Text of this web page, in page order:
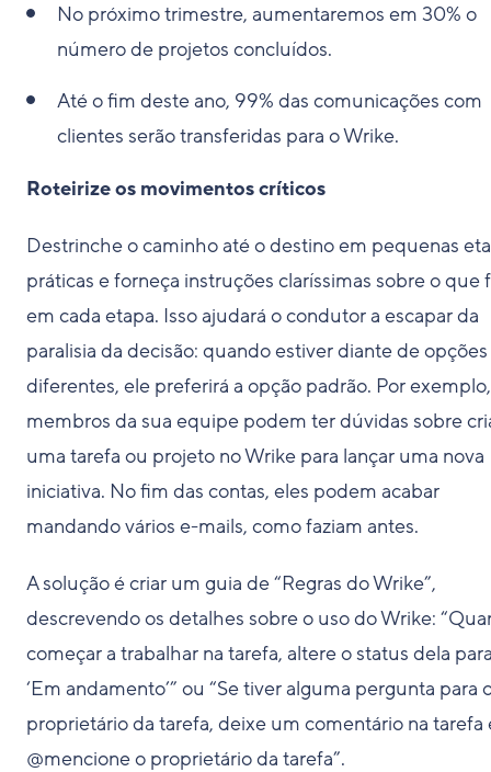
No próximo trimestre, aumentaremos em 30% o
número de projetos concluídos.
Até o fim deste ano, 99% das comunicações com
clientes serão transferidas para o Wrike.
Roteirize os movimentos críticos
Destrinche o caminho até o destino em pequenas
práticas e forneça instruções claríssimas sobre o que
em cada etapa. Isso ajudará o condutor a escapar da
paralisia da decisão: quando estiver diante de opções
diferentes, ele preferirá a opção padrão. Por
membros da sua equipe podem ter dúvidas sobre
uma tarefa ou projeto no Wrike para lançar uma nova
iniciativa. No fim das contas, eles podem acabar
mandando vários e-mails, como faziam antes.
A solução é criar um guia de “Regras do Wrike”,
descrevendo os detalhes sobre o uso do Wrike:
começar a trabalhar na tarefa, altere o status dela
‘Em andamento’” ou “Se tiver alguma pergunta para
proprietário da tarefa, deixe um comentário na tarefa
@mencione o proprietário da tarefa”.